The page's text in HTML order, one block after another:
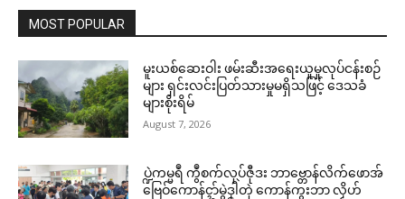
MOST POPULAR
မူးယစ်ဆေးဝါး ဖမ်းဆီးအရေးယူမှုလုပ်ငန်းစဉ်
များ ရှင်းလင်းပြတ်သားမှုမရှိသဖြင့် ဒေသခံ
များစိုးရိမ်
August 7, 2026
ပ္ဍဲကမ္မရဳ ကွဳစက်လုပ်ဇီုဒး ဘာဗ္တောန်လိက်ဖောအ်
ဗြေဝ်ကောန်ၚာ်မွဲဒၞါဲတုဲ ကောန်ကွးဘာ လၟိဟ်